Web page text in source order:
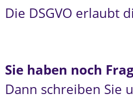
Die DSGVO erlaubt
Sie haben noch
Dann schreiben Sie